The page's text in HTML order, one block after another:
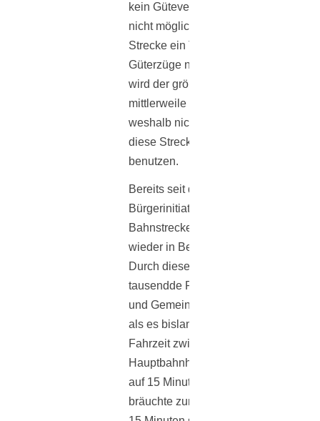
kein Güteverkehr geplant. Dies soll
nicht möglich sein, da sich auf dieser
Strecke ein Tunnel befindet, den die
Güterzüge nicht befahren dürfen.
wird der größte Teil des
mittlerweile per LKW abgewickelt,
weshalb nicht einmal Bedarf besteht,
diese Strecke für die Güterzüge zu
benutzen.
Bereits seit dem Jahr 1999 setzt sich
Bürgerinitiative für die Berlin-
Bahnstrecken ein und dafür, dass
wieder in Betrieb genommen werden.
Durch diese Strecke könnten
tausendde Reisende die kleinen
und Gemeinden viel schneller
als es bislang der Fall ist. Alleine die
Fahrzeit zwischen Zehlendorf und
Hauptbahnhof würde sich von 30
auf 15 Minuten reduzieren.
bräuchte zum